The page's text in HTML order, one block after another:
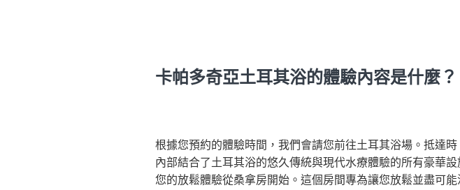
卡帕多奇亞土耳其浴的體驗內容是什麼？
根據您預約的體驗時間，我們會請您前往土耳其浴場。抵達
內部結合了土耳其浴的悠久傳統與現代水療體驗的所有豪華設
您的放鬆體驗從桑拿房開始。這個房間專為讓您放鬆並盡可